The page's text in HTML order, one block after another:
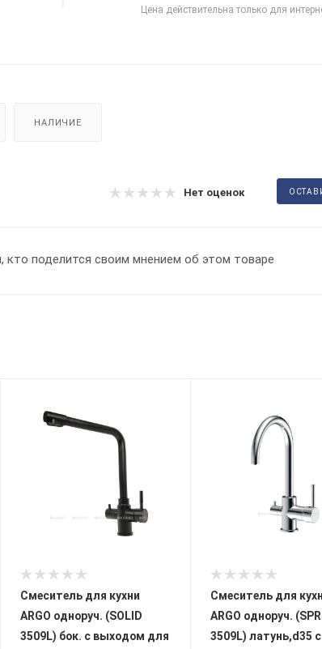
Цена действительна только для
НАЛИЧИЕ
Нет оценок
поделится своим мнением об этом товаре
Смеситель для кухни
ARGO одноруч. (SOLID
3509L) бок. с выходом для
Смеситель для
ARGO одноруч.
3509L) латунь,d35 с